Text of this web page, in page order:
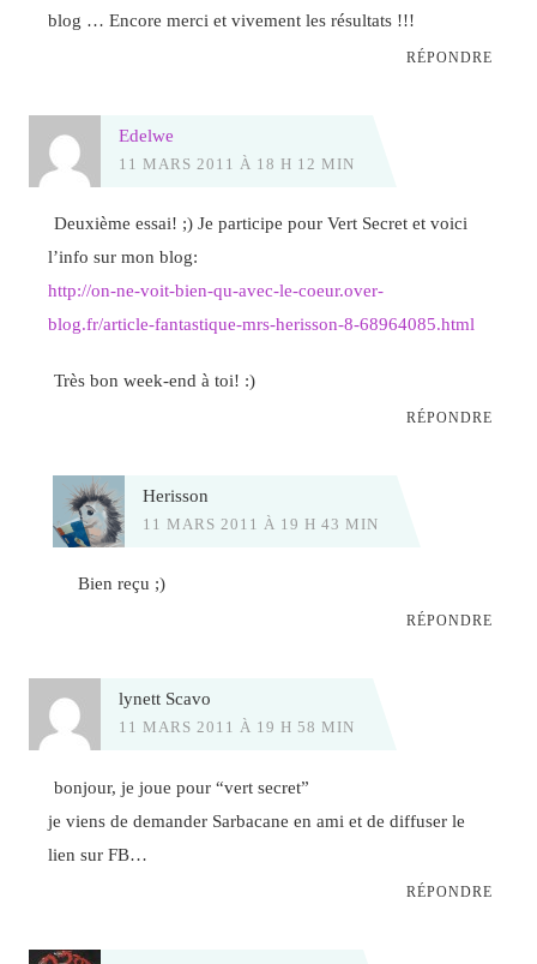
blog … Encore merci et vivement les résultats !!!
RÉPONDRE
Edelwe
11 MARS 2011 À 18 H 12 MIN
Deuxième essai! ;) Je participe pour Vert Secret et voici
l’info sur mon blog:
http://on-ne-voit-bien-qu-avec-le-coeur.over-
blog.fr/article-fantastique-mrs-herisson-8-68964085.html
Très bon week-end à toi! :)
RÉPONDRE
Herisson
11 MARS 2011 À 19 H 43 MIN
Bien reçu ;)
RÉPONDRE
lynett Scavo
11 MARS 2011 À 19 H 58 MIN
bonjour, je joue pour “vert secret”
je viens de demander Sarbacane en ami et de diffuser le
lien sur FB…
RÉPONDRE